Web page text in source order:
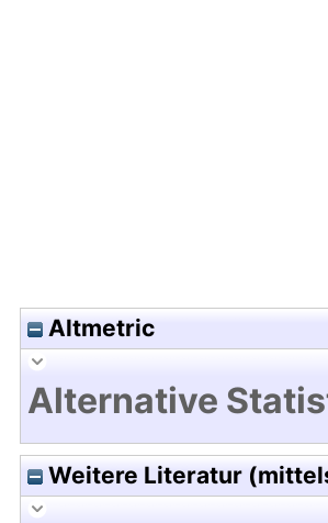
Altmetric
Alternative
Weitere Literatur